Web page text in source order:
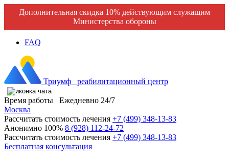
Дополнительная скидка 10% действующим служащим
Министерства обороны
FAQ
Триумф реабилитационный центр
Время работы
Ежедневно 24/7
Москва
Рассчитать стоимость лечения +7 (499) 348-13-83
Анонимно 100% 8 (928) 112-24-72
Рассчитать стоимость лечения +7 (499) 348-13-83
Бесплатная консультация